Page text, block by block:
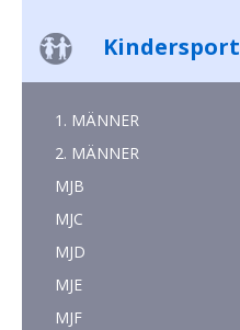
Kindersport
1. MÄNNER
2. MÄNNER
MJB
MJC
MJD
MJE
MJF